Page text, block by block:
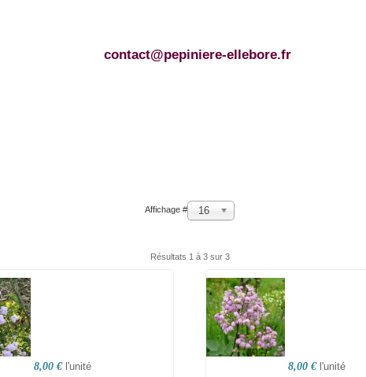
contact@pepiniere-ellebore.fr
Affichage # 16
Résultats 1 à 3 sur 3
8,00 € l'unité
8,00 € l'unité